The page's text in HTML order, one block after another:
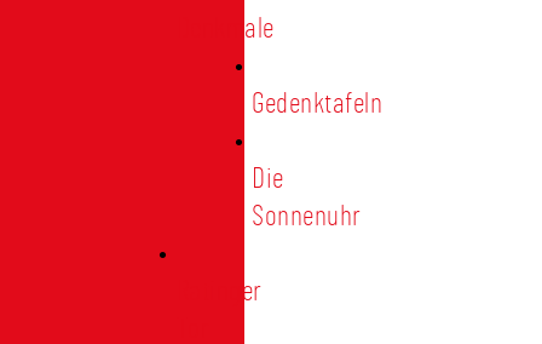
Denkmale
Gedenktafeln
Die
Sonnenuhr
Ratinger